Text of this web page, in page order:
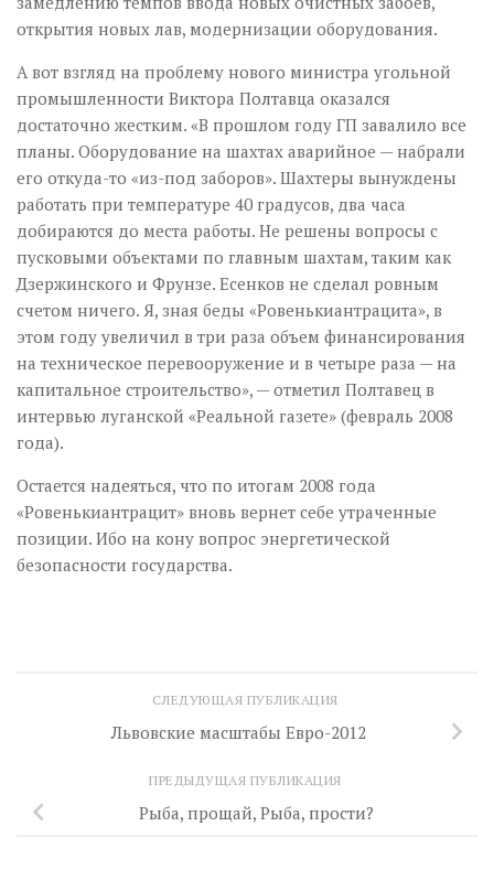
открытия новых лав, модернизации оборудования.
А вот взгляд на проблему нового министра угольной
промышленности Виктора Полтавца оказался
достаточно жестким. «В прошлом году ГП завалило все
планы. Оборудование на шахтах аварийное — набрали
его откуда-то «из-под заборов». Шахтеры вынуждены
работать при температуре 40 градусов, два часа
добираются до места работы. Не решены вопросы с
пусковыми объектами по главным шахтам, таким как
Дзержинского и Фрунзе. Есенков не сделал ровным
счетом ничего. Я, зная беды «Ровенькиантрацита», в
этом году увеличил в три раза объем финансирования
на техническое перевооружение и в четыре раза — на
капитальное строительство», — отметил Полтавец в
интервью луганской «Реальной газете» (февраль 2008
года).
Остается надеяться, что по итогам 2008 года
«Ровенькиантрацит» вновь вернет себе утраченные
позиции. Ибо на кону вопрос энергетической
безопасности государства.
СЛЕДУЮЩАЯ ПУБЛИКАЦИЯ
Львовские масштабы Евро-2012
ПРЕДЫДУЩАЯ ПУБЛИКАЦИЯ
Рыба, прощай, Рыба, прости?